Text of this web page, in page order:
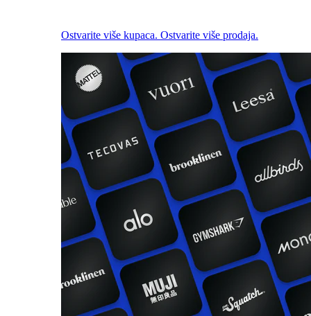
Ostvarite više kupaca. Ostvarite više prodaja.